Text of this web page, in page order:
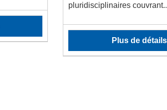
pluridisciplinaires
Plus de détails